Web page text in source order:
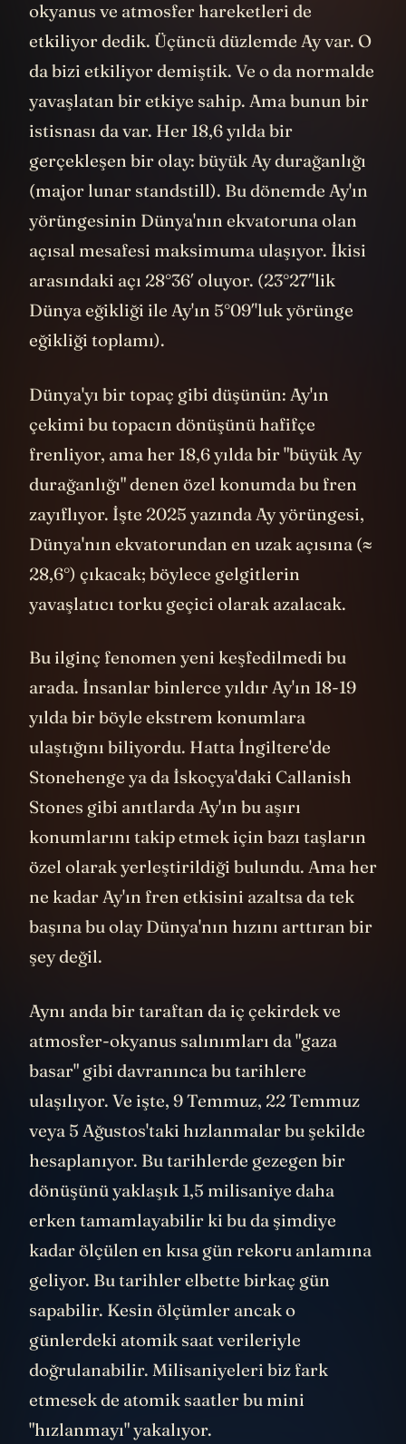
okyanus ve atmosfer hareketleri de
etkiliyor dedik. Üçüncü düzlemde Ay var. O
da bizi etkiliyor demiştik. Ve o da normalde
yavaşlatan bir etkiye sahip. Ama bunun bir
istisnası da var. Her 18,6 yılda bir
gerçekleşen bir olay: büyük Ay durağanlığı
(major lunar standstill). Bu dönemde Ay'ın
yörüngesinin Dünya'nın ekvatoruna olan
açısal mesafesi maksimuma ulaşıyor. İkisi
arasındaki açı 28°36′ oluyor. (23°27′'lik
Dünya eğikliği ile Ay'ın 5°09′'luk yörünge
eğikliği toplamı).
Dünya'yı bir topaç gibi düşünün: Ay'ın
çekimi bu topacın dönüşünü hafifçe
frenliyor, ama her 18,6 yılda bir "büyük Ay
durağanlığı" denen özel konumda bu fren
zayıflıyor. İşte 2025 yazında Ay yörüngesi,
Dünya'nın ekvatorundan en uzak açısına (≈
28,6°) çıkacak; böylece gelgitlerin
yavaşlatıcı torku geçici olarak azalacak.
Bu ilginç fenomen yeni keşfedilmedi bu
arada. İnsanlar binlerce yıldır Ay'ın 18-19
yılda bir böyle ekstrem konumlara
ulaştığını biliyordu. Hatta İngiltere'de
Stonehenge ya da İskoçya'daki Callanish
Stones gibi anıtlarda Ay'ın bu aşırı
konumlarını takip etmek için bazı taşların
özel olarak yerleştirildiği bulundu. Ama her
ne kadar Ay'ın fren etkisini azaltsa da tek
başına bu olay Dünya'nın hızını arttıran bir
şey değil.
Aynı anda bir taraftan da iç çekirdek ve
atmosfer-okyanus salınımları da "gaza
basar" gibi davranınca bu tarihlere
ulaşılıyor. Ve işte, 9 Temmuz, 22 Temmuz
veya 5 Ağustos'taki hızlanmalar bu şekilde
hesaplanıyor. Bu tarihlerde gezegen bir
dönüşünü yaklaşık 1,5 milisaniye daha
erken tamamlayabilir ki bu da şimdiye
kadar ölçülen en kısa gün rekoru anlamına
geliyor. Bu tarihler elbette birkaç gün
sapabilir. Kesin ölçümler ancak o
günlerdeki atomik saat verileriyle
doğrulanabilir. Milisaniyeleri biz fark
etmesek de atomik saatler bu mini
"hızlanmayı" yakalıyor.